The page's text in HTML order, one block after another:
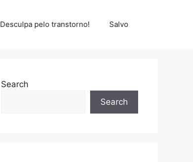
Desculpa pelo transtorno! Salvo
Search
Search